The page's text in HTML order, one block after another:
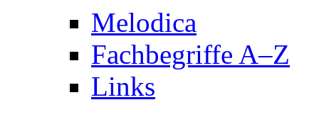
Melodica
Fachbegriffe A–Z
Links